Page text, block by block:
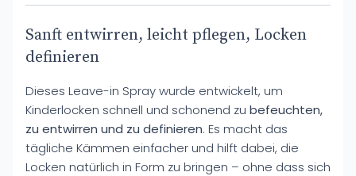
Sanft entwirren, leicht pflegen, Locken
definieren
Dieses Leave-in Spray wurde entwickelt, um
Kinderlocken schnell und schonend zu befeuchten,
zu entwirren und zu definieren. Es macht das
tägliche Kämmen einfacher und hilft dabei, die
Locken natürlich in Form zu bringen – ohne dass sich